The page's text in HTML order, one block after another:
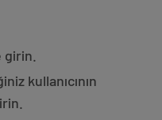
kullanıcının